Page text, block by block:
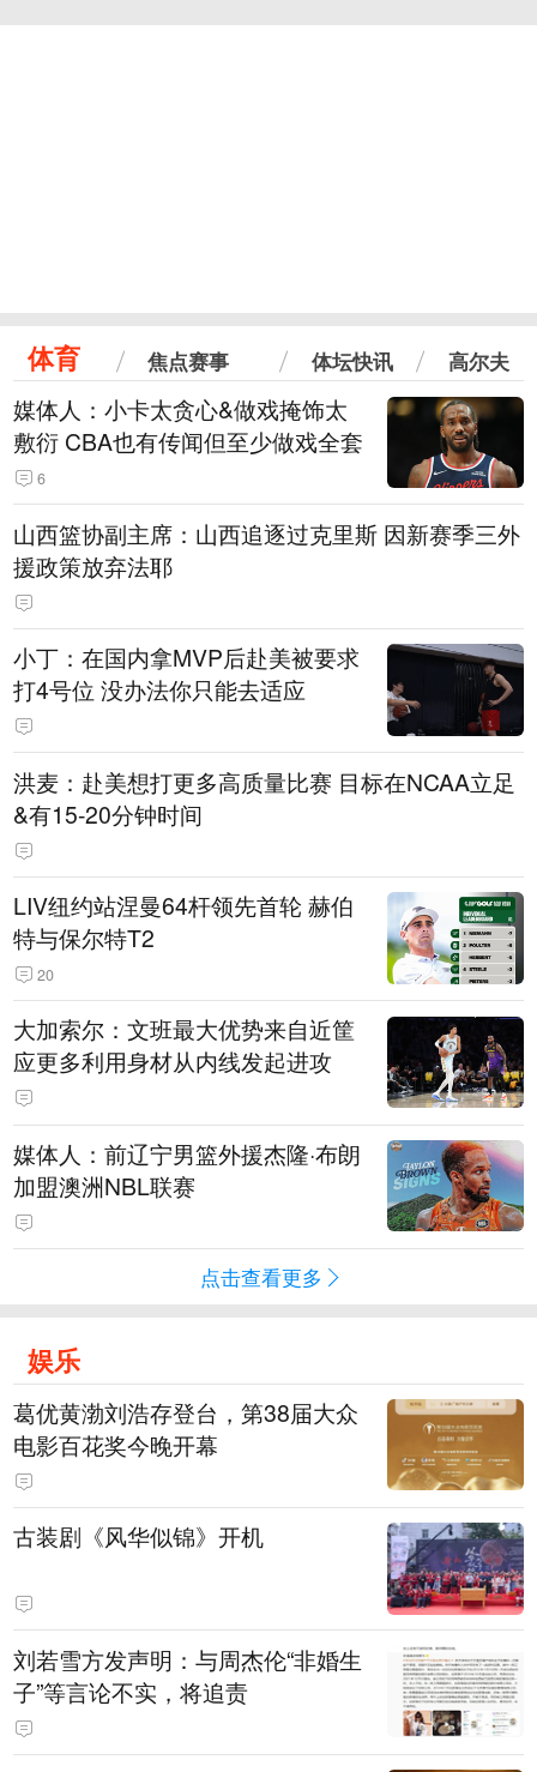
体育 焦点赛事 体坛快讯 高尔夫
媒体人：小卡太贪心&做戏掩饰太
敷衍 CBA也有传闻但至少做戏全套
6
山西篮协副主席：山西追逐过克里斯 因新赛季三外
援政策放弃法耶
小丁：在国内拿MVP后赴美被要求
打4号位 没办法你只能去适应
洪麦：赴美想打更多高质量比赛 目标在NCAA立足
&有15-20分钟时间
LIV纽约站涅曼64杆领先首轮 赫伯
特与保尔特T2
20
大加索尔：文班最大优势来自近筐
应更多利用身材从内线发起进攻
媒体人：前辽宁男篮外援杰隆·布朗
加盟澳洲NBL联赛
点击查看更多
娱乐
葛优黄渤刘浩存登台，第38届大众
电影百花奖今晚开幕
古装剧《风华似锦》开机
刘若雪方发声明：与周杰伦“非婚生
子”等言论不实，将追责